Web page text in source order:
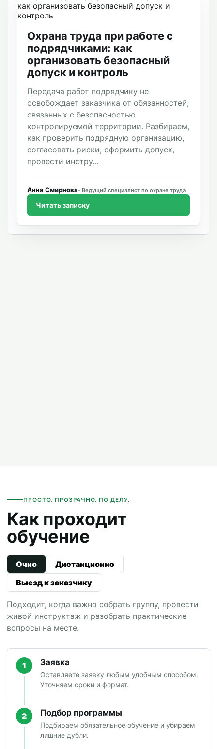
Охрана труда при работе с
подрядчиками: как
организовать безопасный
допуск и контроль
Передача работ подрядчику не
освобождает заказчика от обязанностей,
связанных с безопасностью
контролируемой территории. Разбираем,
как проверить подрядную организацию,
согласовать риски, оформить допуск,
провести инстру...
Анна Смирнова Ведущий специалист по охране труда
Читать записку
ПРОСТО. ПРОЗРАЧНО. ПО ДЕЛУ.
Как проходит
обучение
Очно
Дистанционно
Выезд к заказчику
Подходит, когда важно собрать группу, провести
живой инструктаж и разобрать практические
вопросы на месте.
1 Заявка
Оставляете заявку любым удобным способом.
Уточняем сроки и формат.
2 Подбор программы
Подбираем обязательное обучение и убираем
лишние дубли.